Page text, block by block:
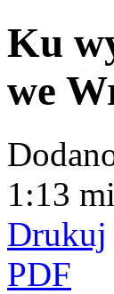
Ku
we
1:13
Drukuj
PDF